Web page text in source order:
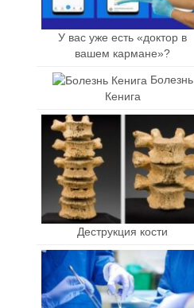
У вас уже есть «доктор в
вашем кармане»?
Болезнь
Кенига
Деструкция кости